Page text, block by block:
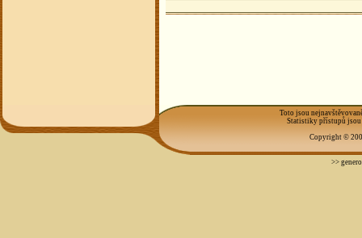
Toto jsou
Statistiky přístupů jsou
Copyright ©
>>